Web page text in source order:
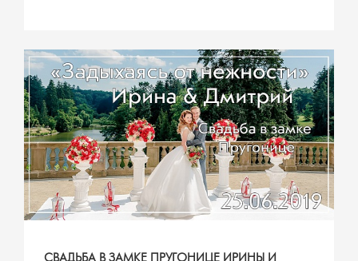
СВАДЬБА В ЗАМКЕ ПРУГОНИЦЕ ИРИНЫ И